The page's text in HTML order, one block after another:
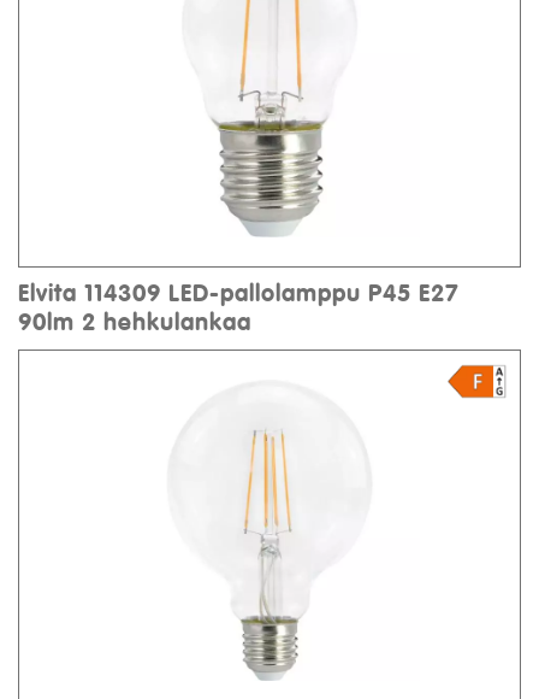
Elvita 114309 LED-pallolamppu P45 E27
90lm 2 hehkulankaa